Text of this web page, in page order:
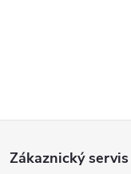
Zákaznický servis